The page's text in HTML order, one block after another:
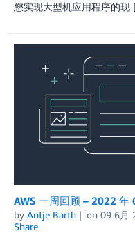
您实现大型机应用程序的
AWS 一周回顾 – 2022 年
by Antje Barth on 09 6月
Share